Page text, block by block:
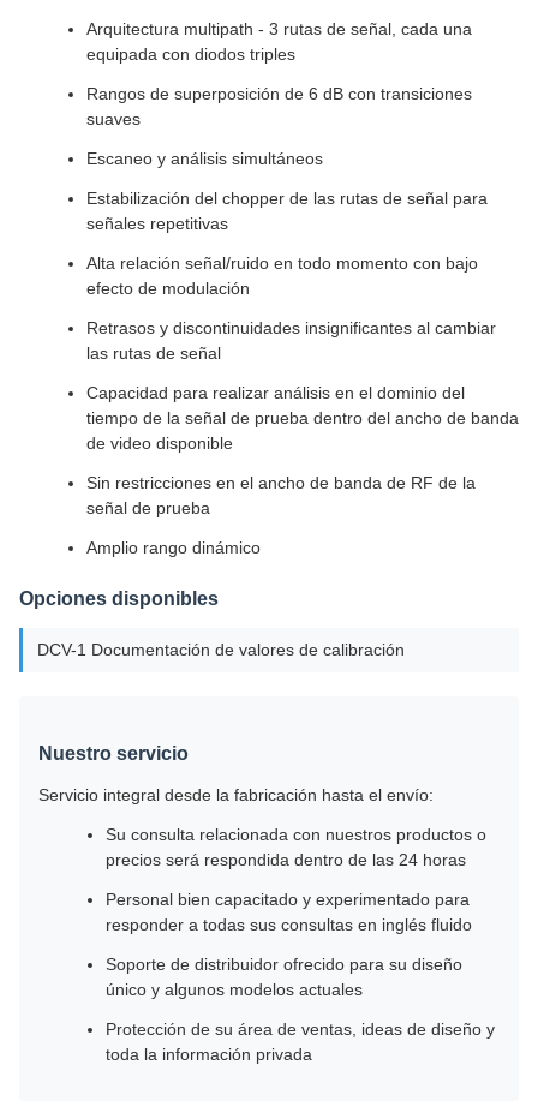
Arquitectura multipath - 3 rutas de señal, cada una
equipada con diodos triples
Rangos de superposición de 6 dB con transiciones
suaves
Escaneo y análisis simultáneos
Estabilización del chopper de las rutas de señal para
señales repetitivas
Alta relación señal/ruido en todo momento con bajo
efecto de modulación
Retrasos y discontinuidades insignificantes al cambiar
las rutas de señal
Capacidad para realizar análisis en el dominio del
tiempo de la señal de prueba dentro del ancho de banda
de video disponible
Sin restricciones en el ancho de banda de RF de la
señal de prueba
Amplio rango dinámico
Opciones disponibles
DCV-1 Documentación de valores de calibración
Nuestro servicio
Servicio integral desde la fabricación hasta el envío:
Su consulta relacionada con nuestros productos o
precios será respondida dentro de las 24 horas
Personal bien capacitado y experimentado para
responder a todas sus consultas en inglés fluido
Soporte de distribuidor ofrecido para su diseño
único y algunos modelos actuales
Protección de su área de ventas, ideas de diseño y
toda la información privada